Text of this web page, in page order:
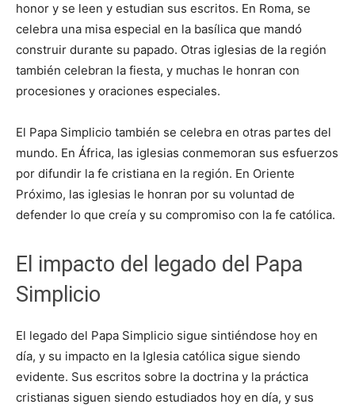
honor y se leen y estudian sus escritos. En Roma, se
celebra una misa especial en la basílica que mandó
construir durante su papado. Otras iglesias de la región
también celebran la fiesta, y muchas le honran con
procesiones y oraciones especiales.
El Papa Simplicio también se celebra en otras partes del
mundo. En África, las iglesias conmemoran sus esfuerzos
por difundir la fe cristiana en la región. En Oriente
Próximo, las iglesias le honran por su voluntad de
defender lo que creía y su compromiso con la fe católica.
El impacto del legado del Papa
Simplicio
El legado del Papa Simplicio sigue sintiéndose hoy en
día, y su impacto en la Iglesia católica sigue siendo
evidente. Sus escritos sobre la doctrina y la práctica
cristianas siguen siendo estudiados hoy en día, y sus